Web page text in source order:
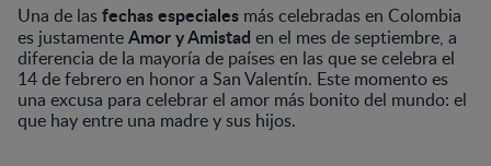
Una de lasfechas especiales más celebradas en Colombia
es justamenteAmor y Amistad en el mes de septiembre, a
diferencia de la mayoría de países en las que se celebra el
14 de febrero en honor a San Valentín. Este momento es
una excusa para celebrar el amor más bonito del mundo: el
que hay entre una madre y sus hijos.